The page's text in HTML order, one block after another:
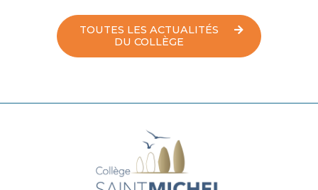
TOUTES LES ACTUALITÉS
DU COLLÈGE